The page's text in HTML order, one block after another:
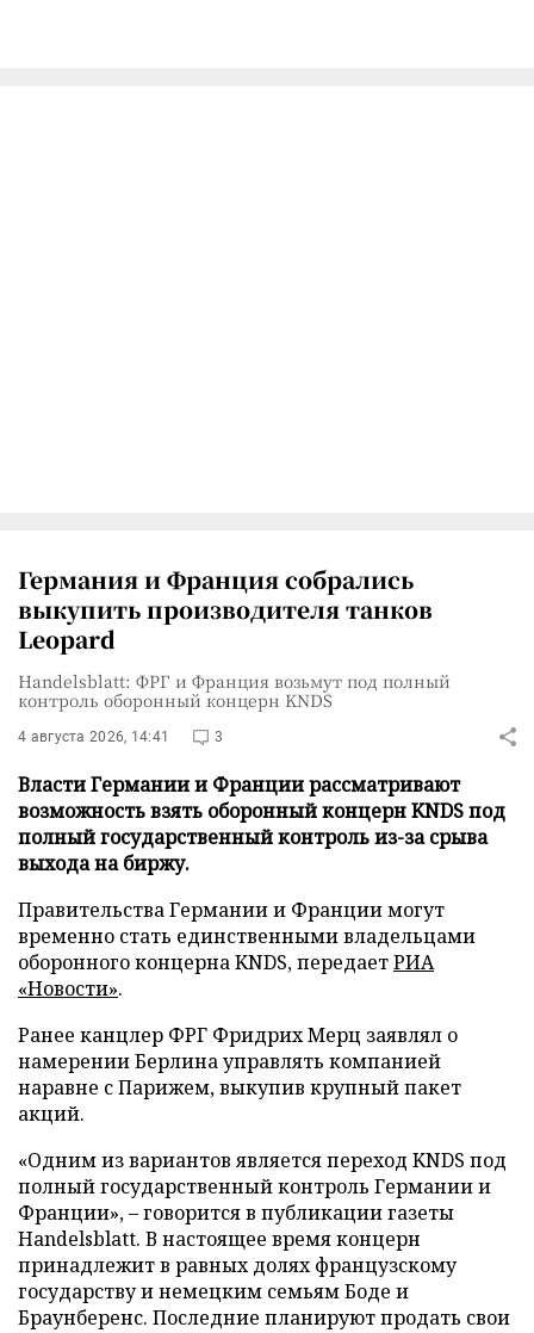
Германия и Франция собрались
выкупить производителя танков
Leopard
Handelsblatt: ФРГ и Франция возьмут под полный
контроль оборонный концерн KNDS
4 августа 2026, 14:41 3
Власти Германии и Франции рассматривают
возможность взять оборонный концерн KNDS под
полный государственный контроль из-за срыва
выхода на биржу.
Правительства Германии и Франции могут
временно стать единственными владельцами
оборонного концерна KNDS, передаетРИА
«Новости».
Ранее канцлер ФРГ Фридрих Мерц заявлял о
намерении Берлина управлять компанией
наравне с Парижем, выкупив крупный пакет
акций.
«Одним из вариантов является переход KNDS под
полный государственный контроль Германии и
Франции», – говорится в публикации газеты
Handelsblatt. В настоящее время концерн
принадлежит в равных долях французскому
государству и немецким семьям Боде и
Браунберенс. Последние планируют продать свои